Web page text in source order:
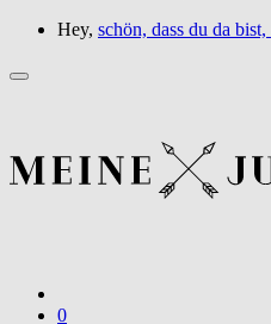
Hey, schön, dass du da bist,
0